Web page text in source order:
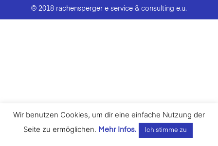
© 2018 rachensperger e service & consulting e.u.
Wir benutzen Cookies, um dir eine einfache Nutzung der
Seite zu ermöglichen. Mehr Infos. Ich stimme zu